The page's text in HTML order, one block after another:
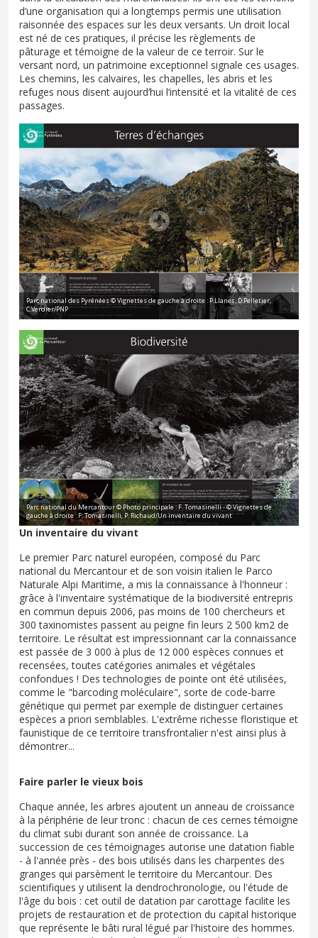
d’une organisation qui a longtemps permis une utilisation
raisonnée des espaces sur les deux versants. Un droit local
est né de ces pratiques, il précise les règlements de
pâturage et témoigne de la valeur de ce terroir. Sur le
versant nord, un patrimoine exceptionnel signale ces usages.
Les chemins, les calvaires, les chapelles, les abris et les
refuges nous disent aujourd’hui l’intensité et la vitalité de ces
passages.
Parc national des Pyrénées © Vignettes de gauche à droite : P.Llanes, D.Pelletier,
C.Verdier/PNP
Parc national du Mercantour © Photo principale : F. Tomasinelli - © Vignettes de
gauche à droite : F. Tomasinelli, P. Richaud/Un inventaire du vivant
Un inventaire du vivant
Le premier Parc naturel européen, composé du Parc
national du Mercantour et de son voisin italien le Parco
Naturale Alpi Maritime, a mis la connaissance à l'honneur :
grâce à l'inventaire systématique de la biodiversité entrepris
en commun depuis 2006, pas moins de 100 chercheurs et
300 taxinomistes passent au peigne fin leurs 2 500 km2 de
territoire. Le résultat est impressionnant car la connaissance
est passée de 3 000 à plus de 12 000 espèces connues et
recensées, toutes catégories animales et végétales
confondues ! Des technologies de pointe ont été utilisées,
comme le "barcoding moléculaire", sorte de code-barre
génétique qui permet par exemple de distinguer certaines
espèces a priori semblables. L'extrême richesse floristique et
faunistique de ce territoire transfrontalier n'est ainsi plus à
démontrer...
Faire parler le vieux bois
Chaque année, les arbres ajoutent un anneau de croissance
à la périphérie de leur tronc : chacun de ces cernes témoigne
du climat subi durant son année de croissance. La
succession de ces témoignages autorise une datation fiable
- à l'année près - des bois utilisés dans les charpentes des
granges qui parsèment le territoire du Mercantour. Des
scientifiques y utilisent la dendrochronologie, ou l'étude de
l'âge du bois : cet outil de datation par carottage facilite les
projets de restauration et de protection du capital historique
que représente le bâti rural légué par l'histoire des hommes.